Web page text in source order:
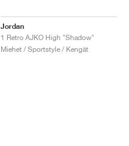
Jordan
1 Retro AJKO High "Shadow"
Miehet / Sportstyle / Kengät